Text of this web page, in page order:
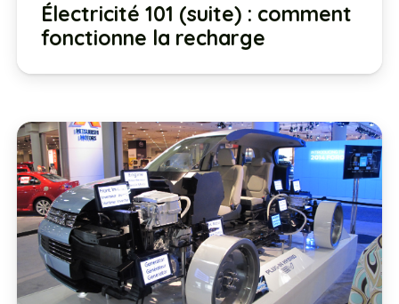
Électricité 101 (suite) : comment
fonctionne la recharge